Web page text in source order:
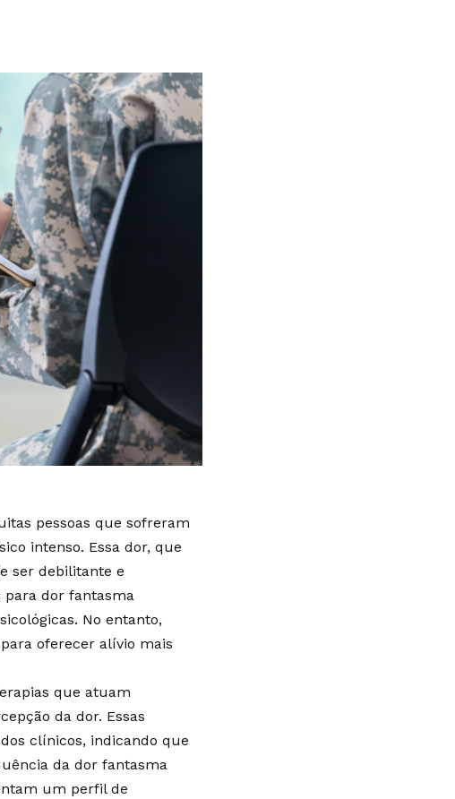
pessoas que sofreram
intenso. Essa dor, que
ser debilitante e
para dor fantasma
No entanto,
oferecer alívio mais
que atuam
da dor. Essas
clínicos, indicando que
da dor fantasma
um perfil de